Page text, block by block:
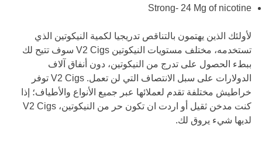
Strong- 24 Mg of nicotine
لأولئك الذين يهتمون بالتناقص تدريجيا لكمية النيكوتين الذي
تستخدمه، مختلف مستويات النيكوتين V2 Cigs سوف تتيح لك
ببطء الحصول على تدرج من النيكوتين، دون أنفاق آلاف
الدولارات على سبل الانتصاف التي لن تعمل. V2 Cigs توفر
خراطيش مختلفة تقدم لعملائها عبر جميع الأنواع والأطياف؛ إذا
كنت مدخن ثقيل أو اردت ان تكون حر من النيكوتين، V2 Cigs
لديها شيء يروق لك.